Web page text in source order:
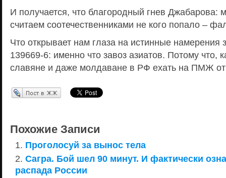
И получается, что благородный гнев Джабарова:
считаем соотечественниками не кого попало –
Что открывает нам глаза на истинные намерения
139669-6: именно что завоз азиатов. Потому что,
славяне и даже молдаване в РФ ехать на ПМЖ
Перепост в ЖЖ
Похожие Записи
Проголосуй за вынос тела
Сагра. Бой шел 90 минут. И фактически
распада России